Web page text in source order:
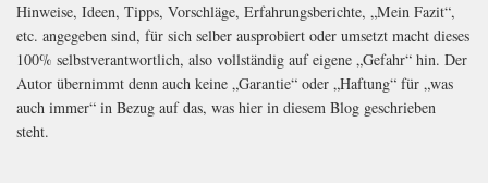
Hinweise, Ideen, Tipps, Vorschläge, Erfahrungsberichte, „Mein Fazit“,
etc. angegeben sind, für sich selber ausprobiert oder umsetzt macht dieses
100% selbstverantwortlich, also vollständig auf eigene „Gefahr“ hin. Der
Autor übernimmt denn auch keine „Garantie“ oder „Haftung“ für „was
auch immer“ in Bezug auf das, was hier in diesem Blog geschrieben
steht.